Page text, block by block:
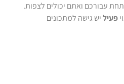
עבורכם ואתם יכולים לצפות.
פעיליש גישה למתכונים